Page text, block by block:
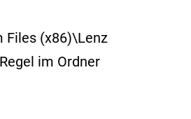
Files (x86)\Lenz
im Ordner